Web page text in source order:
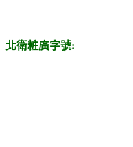
北衛粧廣字號: